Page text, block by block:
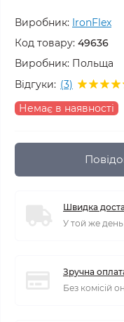
Виробник: IronFlex
Код товару: 49636
Виробник: Польща
Відгуки: (3)
Немає в наявності
Швидка
У той же
Зручна
Без комісій